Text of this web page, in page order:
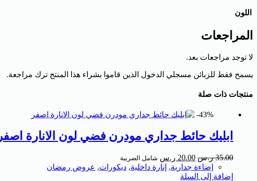
اللون
المراجعات
لا توجد مراجعات بعد.
يسمح فقط للزبائن مسجلي الدخول الذين قاموا بشراء هذا المنتج ترك مراجعة.
منتجات ذات صلة
43%-
ابليك حائط جداري مودرن فضي لون الانارة اصفر
35.00 ر.س 20.00 ر.س شامل الضريبة
إضاءة جدارية, إنارة داخلية, ديكورات, عروض رمضان
إضافة إلى السلة